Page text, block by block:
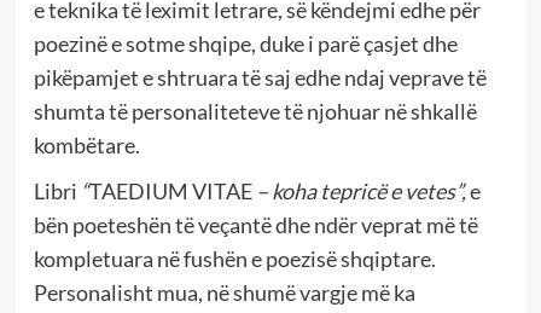
e teknika të leximit letrare, së këndejmi edhe për
poezinë e sotme shqipe, duke i parë çasjet dhe
pikëpamjet e shtruara të saj edhe ndaj veprave të
shumta të personaliteteve të njohuar në shkallë
kombëtare.
Libri “TAEDIUM VITAE– koha tepricë e vetes”,e
bën poeteshën të veçantë dhe ndër veprat më të
kompletuara në fushën e poezisë shqiptare.
Personalisht mua, në shumë vargje më ka